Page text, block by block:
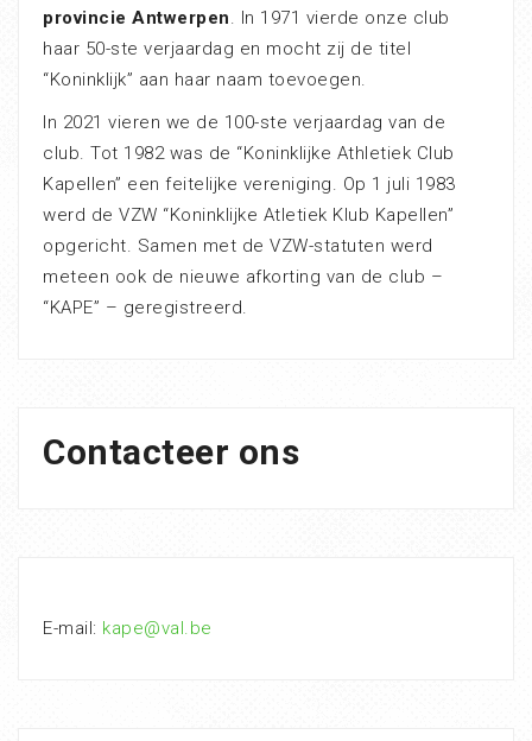
provincie Antwerpen. In 1971 vierde onze club
haar 50-ste verjaardag en mocht zij de titel
“Koninklijk” aan haar naam toevoegen.
In 2021 vieren we de 100-ste verjaardag van de
club. Tot 1982 was de “Koninklijke Athletiek Club
Kapellen” een feitelijke vereniging. Op 1 juli 1983
werd de VZW “Koninklijke Atletiek Klub Kapellen”
opgericht. Samen met de VZW-statuten werd
meteen ook de nieuwe afkorting van de club –
“KAPE” – geregistreerd.
Contacteer ons
E-mail: kape@val.be